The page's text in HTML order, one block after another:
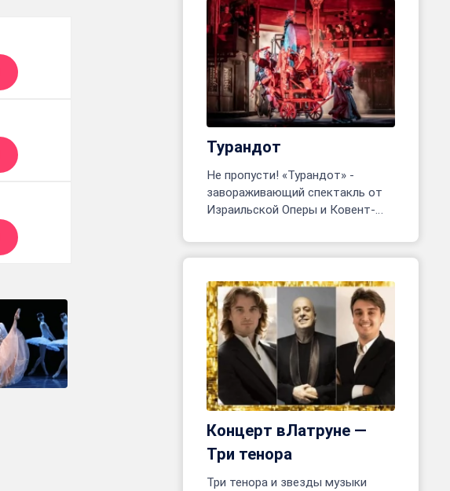
Турандот
Не пропусти! «Турандот» -
завораживающий спектакль от
Израильской Оперы и Ковент-
июля. Более 200 артистов на
сцене!
Концерт вЛатруне —
Три тенора
Три тенора и звезды музыки